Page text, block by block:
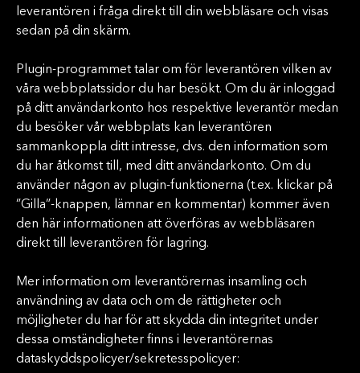
leverantören i fråga direkt till din webbläsare och visas
sedan på din skärm.
Plugin-programmet talar om för leverantören vilken av
våra webbplatssidor du har besökt. Om du är inloggad
på ditt användarkonto hos respektive leverantör medan
du besöker vår webbplats kan leverantören
sammankoppla ditt intresse, dvs. den information som
du har åtkomst till, med ditt användarkonto. Om du
använder någon av plugin-funktionerna (t.ex. klickar på
”Gilla”-knappen, lämnar en kommentar) kommer även
den här informationen att överföras av webbläsaren
direkt till leverantören för lagring.
Mer information om leverantörernas insamling och
användning av data och om de rättigheter och
möjligheter du har för att skydda din integritet under
dessa omständigheter finns i leverantörernas
dataskyddspolicyer/sekretesspolicyer: